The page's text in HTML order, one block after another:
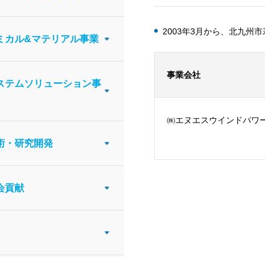
ル&マテリアル事業
ムソリューション事
研究開発
貢献
2003年3月から、北九州市
事業会社
㈱エヌエスウインドパワ